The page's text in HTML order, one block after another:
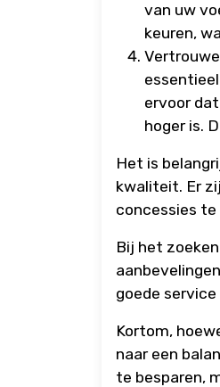
van uw
keuren,
ervoor
hoger is.
Het is
kwaliteit. Er
concessies te
Bij het
goede
Kortom,
naar een
te besparen,